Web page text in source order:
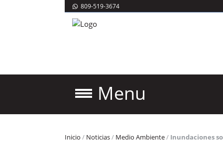
809-519-3674
Menu
Inicio / Noticias/ Medio Ambiente/ Inundaciones